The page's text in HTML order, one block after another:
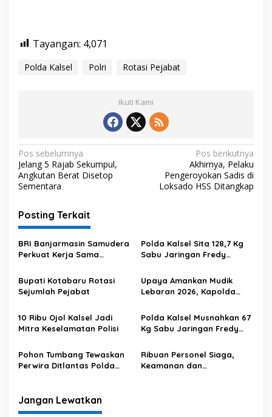
Tayangan: 4,071
Polda Kalsel Polri Rotasi Pejabat
Ikuti Kami
N
a
v
i
g
a
s
i
p
s
Pos sebelumnya
Jelang 5 Rajab Sekumpul,
Angkutan Berat Disetop
Sementara
Pos berikutnya
Akhirnya, Pelaku
Pengeroyokan Sadis di
Loksado HSS Ditangkap
Posting Terkait
BRI Banjarmasin Samudera
Perkuat Kerja Sama
Polda Kalsel Sita 128,7 Kg
Sabu Jaringan Fredy
Bupati Kotabaru Rotasi
Sejumlah Pejabat
Upaya Amankan Mudik
Lebaran 2026, Kapolda
Personel
10 Ribu Ojol Kalsel Jadi
Mitra Keselamatan Polisi
Polda Kalsel Musnahkan 67
Kg Sabu Jaringan Fredy
Pohon Tumbang Tewaskan
Perwira Ditlantas Polda
Ribuan Personel Siaga,
Keamanan dan
Jangan Lewatkan